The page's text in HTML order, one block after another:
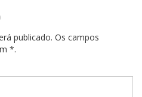
publicado. Os campos
*.